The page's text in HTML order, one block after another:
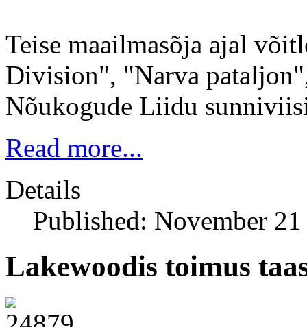
Teise maailmasõja ajal
Division", "Narva
Nõukogude Liidu
Read more...
Details
Published: November
Lakewoodis toimus